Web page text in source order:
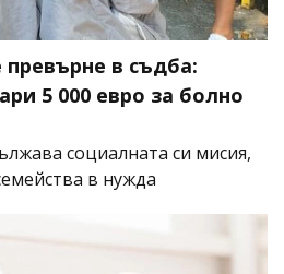
превърне в съдба:
5 000 евро за болно
социалната си мисия,
в нужда